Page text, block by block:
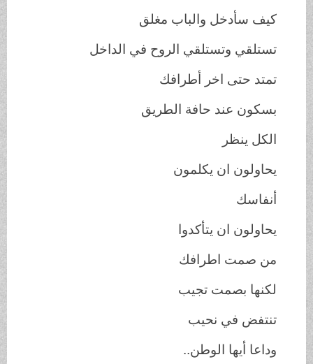
كيف سأدخل والباب مغلق
تستلقي وتستلقي الروح في الداخل
تمتد حتى اخر أطرافك
بسكون عند حافة الطريق
الكل ينظر
يحاولون ان يكلمون
أنفاسك
يحاولون ان يتأكدوا
من صمت اطرافك
لكنها بصمت تجيب
تنتفض في نحيب
وداعا أيها الوطن..